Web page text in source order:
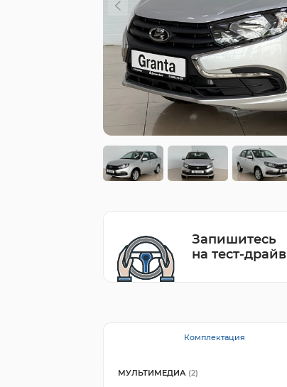
Запишитесь
на тест-драйв
Комплектация
МУЛЬТИМЕДИА (2)